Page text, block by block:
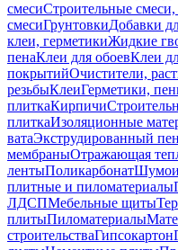
смесиСтроительные смеси,
смесиГрунтовкиДобавки
клеи, герметикиЖидкие
пенаКлеи для обоевКлеи
покрытийОчистители,
резьбыКлеиГерметики,
плиткаКирпичи
плиткаИзоляционные
ватаЭкструдированный
мембраныОтражающая
лентыПоликарбонат
плитные и пиломатериалы
ЛДСПМебельные щиты
плитыПиломатериалы
строительстваГипсокартон